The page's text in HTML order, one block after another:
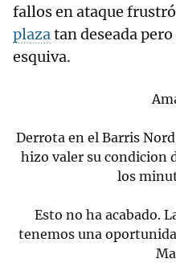
fallos en ataque
plazatan deseada
esquiva.
Derrota en el Barris
hizo valer su condicion
los
Esto no ha acabado.
tenemos una